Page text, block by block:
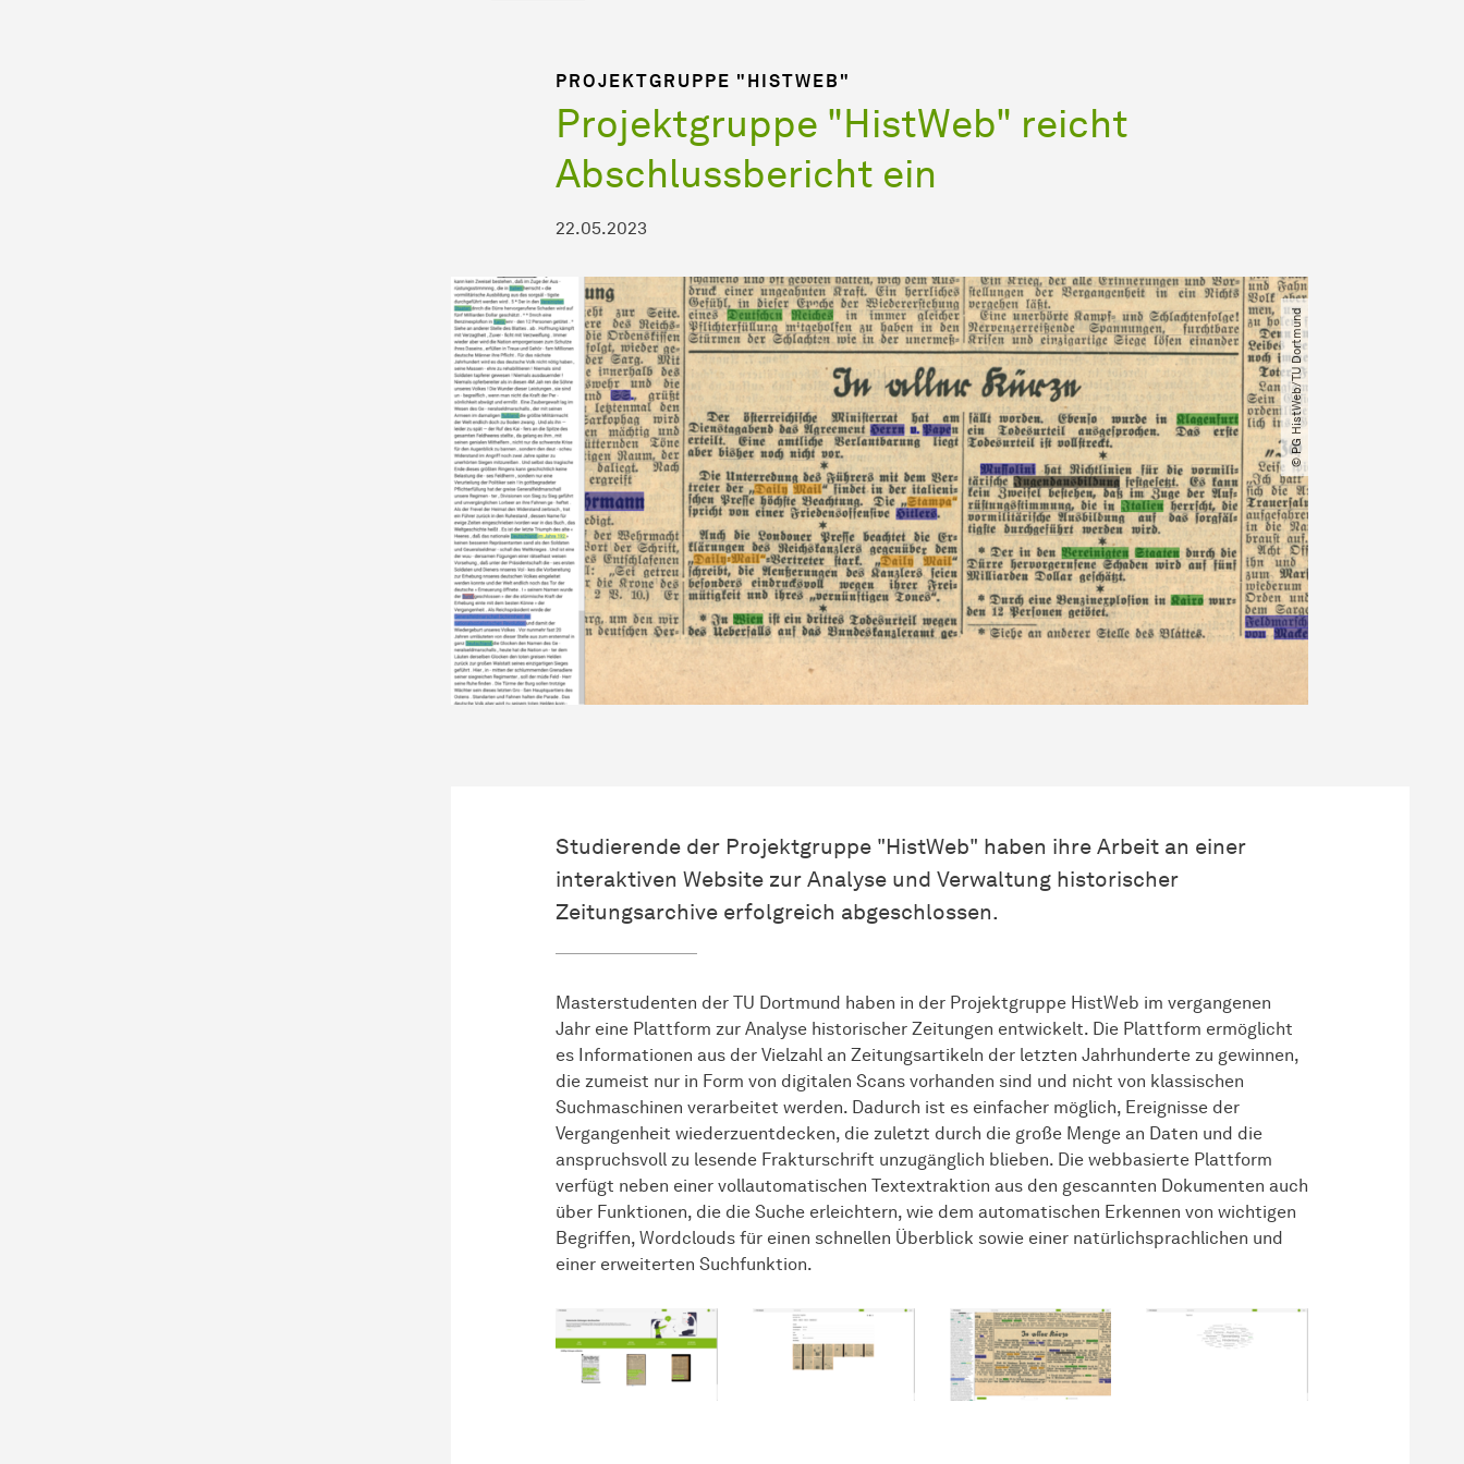
PROJEKTGRUPPE "HISTWEB"
Projektgruppe "HistWeb" reicht
Abschlussbericht ein
22.05.2023
© PG HistWeb​/​TU Dortmund
Studierende der Projektgruppe "HistWeb" haben ihre Arbeit an einer
interaktiven Website zur Analyse und Verwaltung historischer
Zeitungsarchive erfolgreich abgeschlossen.
Masterstudenten der TU Dortmund haben in der Projektgruppe HistWeb im vergangenen
Jahr eine Plattform zur Analyse historischer Zeitungen entwickelt. Die Plattform ermöglicht
es Informationen aus der Vielzahl an Zeitungsartikeln der letzten Jahrhunderte zu gewinnen,
die zumeist nur in Form von digitalen Scans vorhanden sind und nicht von klassischen
Suchmaschinen verarbeitet werden. Dadurch ist es einfacher möglich, Ereignisse der
Vergangenheit wiederzuentdecken, die zuletzt durch die große Menge an Daten und die
anspruchsvoll zu lesende Frakturschrift unzugänglich blieben. Die webbasierte Plattform
verfügt neben einer vollautomatischen Textextraktion aus den gescannten Dokumenten auch
über Funktionen, die die Suche erleichtern, wie dem automatischen Erkennen von wichtigen
Begriffen, Wordclouds für einen schnellen Überblick sowie einer natürlichsprachlichen und
einer erweiterten Suchfunktion.